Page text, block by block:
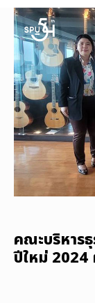
คณะบริหาร
ปีใหม่ 2024